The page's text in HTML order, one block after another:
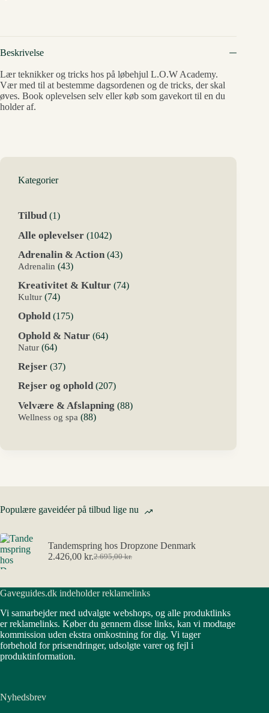
Beskrivelse
Lær teknikker og tricks hos på løbehjul L.O.W Academy.
Vær med til at bestemme dagsordenen og de tricks, der skal
øves. Book oplevelsen selv eller køb som gavekort til en du
holder af.
Kategorier
Tilbud 11
Alle oplevelser 10421042
Adrenalin & Action 4343
Adrenalin 4343
Kreativitet & Kultur 7474
Kultur 7474
Ophold 175175
Ophold & Natur 6464
Natur 6464
Rejser 3737
Rejser og ophold 207207
Velvære & Afslapning 8888
Wellness og spa 8888
Populære gaveidéer på tilbud lige nu
Tandemspring hos Dropzone Denmark
2.695,00kr.
Den
var:
2.426,00 kr.Den
er:
Gaveguides.dk indeholder reklamelinks
Vi samarbejder med udvalgte webshops, og alle produktlinks
er reklamelinks. Køber du gennem disse links, kan vi modtage
kommission uden ekstra omkostning for dig. Vi tager
forbehold for prisændringer, udsolgte varer og fejl i
produktinformation.
Nyhedsbrev